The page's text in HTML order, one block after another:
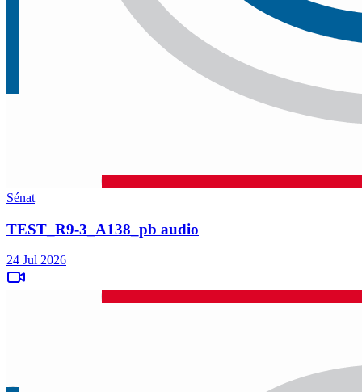
Sénat
TEST_R9-3_A138_pb audio
24 Jul 2026